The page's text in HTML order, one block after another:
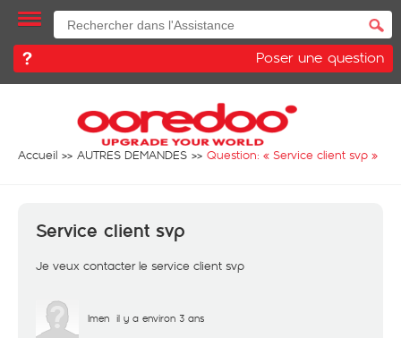
Poser une question
Accueil AUTRES DEMANDES Question: « Service client svp »
Service client svp
Je veux contacter le service client svp
Imen il y a environ 3 ans